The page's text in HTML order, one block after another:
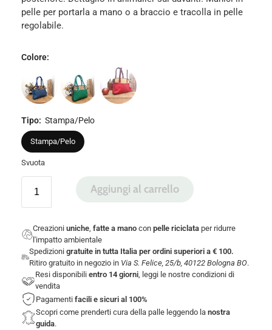
pelle per portarla a mano o a braccio e tracolla in pelle
regolabile.
Colore:
Tipo: Stampa/Pelo
Stampa/Pelo
Svuota
Aggiungi al carrello
Creazioniuniche,fatte a mano conpelle riciclata per ridurre
l'impatto ambientale
Spedizioni gratuite in tutta Italia per ordini superiori a € 100.
Ritiro gratuito in negozio in Via S. Felice, 25/b, 40122 Bologna BO.
Resi disponibili entro 14 giorni, leggi le nostre condizioni di
vendita
Pagamenti facili e sicuri al 100%
Scopri come prenderti cura della palle leggendo la nostra
guida.